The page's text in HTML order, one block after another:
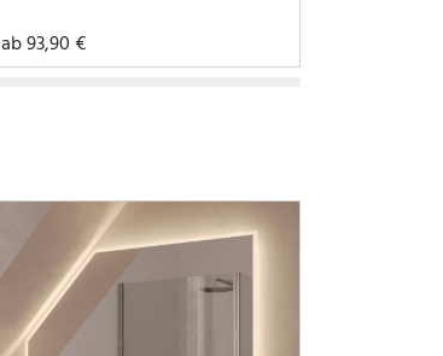
ab93,90€